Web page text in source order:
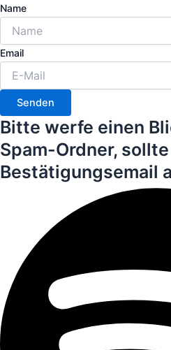
Name
Email
Senden
Bitte werfe einen
Spam-Ordner,
Bestätigungsemail